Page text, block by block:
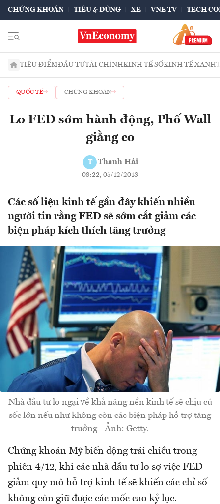
CHỨNG KHOÁN TIÊU & DÙNG XE VNE TV TECH
TIÊU ĐIỂMĐẦU TƯTÀI CHÍNHKINH TẾ SỐKINH TẾ XANH
QUỐC TẾ CHỨNG KHOÁN
Lo FED sớm hành động, Phố Wall
giằng co
T Thanh Hải
08:22, 05/12/2013
Các số liệu kinh tế gần đây khiến nhiều
người tin rằng FED sẽ sớm cắt giảm các
biện pháp kích thích tăng trưởng
Nhà đầu tư lo ngại về khả năng nền kinh tế sẽ chịu cú
sốc lớn nếu như không còn các biện pháp hỗ trợ tăng
trưởng - Ảnh: Getty.
Chứng khoán Mỹ biến động trái chiều trong
phiên 4/12, khi các nhà đầu tư lo sợ việc FED
giảm quy mô hỗ trợ kinh tế sẽ khiến các chỉ số
không còn giữ được các mốc cao kỷ lục.